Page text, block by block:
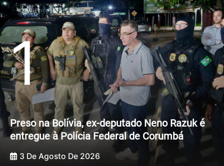
1
Preso na Bolívia, ex-deputado Neno Razuk é
entregue à Polícia Federal de Corumbá
3 De Agosto De 2026